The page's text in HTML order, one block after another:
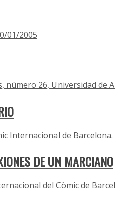
01/2005
número 26, Universidad de
Internacional de Barcelona.
DE UN MARCIANO
del Còmic de